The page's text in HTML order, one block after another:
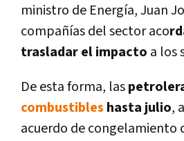
ministro de Energí­a, Juan
compañí­as del sector aco
trasladar el impacto a los
De esta forma, las
combustibles hasta julio,
acuerdo de congelamiento